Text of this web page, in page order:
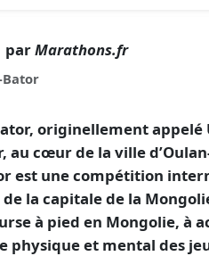
parMarathons.fr
Bator
originellement
au cœur de la ville
est une compétition
la capitale de la
à pied en Mongolie, à
physique et mental des